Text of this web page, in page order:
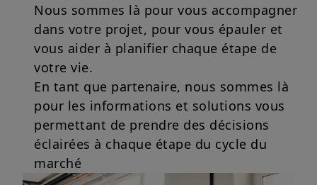
Nous sommes là pour vous accompagner
dans votre projet, pour vous épauler et
vous aider à planifier chaque étape de
votre vie.
En tant que partenaire, nous sommes là
pour les informations et solutions vous
permettant de prendre des décisions
éclairées à chaque étape du cycle du
marché